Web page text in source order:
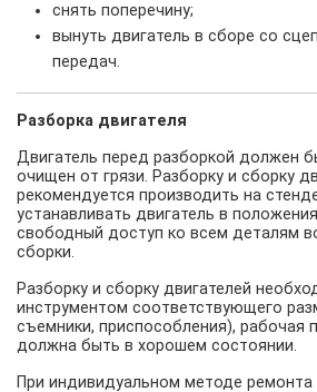
снять поперечину;
вынуть двигатель в сборе со
передач.
Разборка двигателя
Двигатель перед разборкой должен
очищен от грязи. Разборку и сборку
рекомендуется производить на
устанавливать двигатель в
свободный доступ ко всем деталям
сборки.
Разборку и сборку двигателей
инструментом соответствующего
съемники, приспособления), рабочая
должна быть в хорошем состоянии.
При индивидуальном методе ремонта